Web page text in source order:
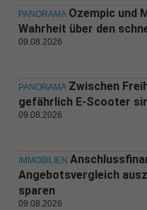
PANORAMA Ozempic und
Wahrheit über den
09.08.2026
PANORAMA Zwischen
gefährlich E-Scooter
09.08.2026
IMMOBILIEN
Angebotsvergleich
sparen
09.08.2026